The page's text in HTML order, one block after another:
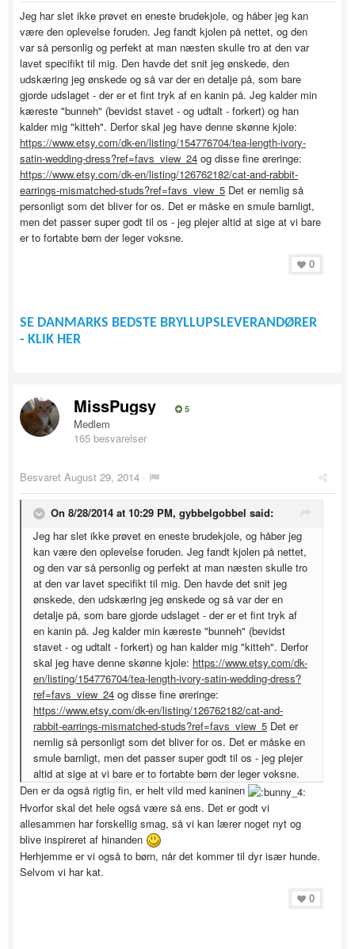
Jeg har slet ikke prøvet en eneste brudekjole, og håber jeg kan
være den oplevelse foruden. Jeg fandt kjolen på nettet, og den
var så personlig og perfekt at man næsten skulle tro at den var
lavet specifikt til mig. Den havde det snit jeg ønskede, den
udskæring jeg ønskede og så var der en detalje på, som bare
gjorde udslaget - der er et fint tryk af en kanin på. Jeg kalder min
kæreste "bunneh" (bevidst stavet - og udtalt - forkert) og han
kalder mig "kitteh". Derfor skal jeg have denne skønne kjole:
https://www.etsy.com/dk-en/listing/154776704/tea-length-ivory-
satin-wedding-dress?ref=favs_view_24 og disse fine øreringe:
https://www.etsy.com/dk-en/listing/126762182/cat-and-rabbit-
earrings-mismatched-studs?ref=favs_view_5 Det er nemlig så
personligt som det bliver for os. Det er måske en smule barnligt,
men det passer super godt til os - jeg plejer altid at sige at vi bare
er to fortabte børn der leger voksne.
0
SE DANMARKS BEDSTE BRYLLUPSLEVERANDØRER
- KLIK HER
MissPugsy 5
Medlem
165 besvarelser
Besvaret August 29, 2014 ·
On 8/28/2014 at 10:29 PM, gybbelgobbel said:
Jeg har slet ikke prøvet en eneste brudekjole, og håber jeg
kan være den oplevelse foruden. Jeg fandt kjolen på nettet,
og den var så personlig og perfekt at man næsten skulle tro
at den var lavet specifikt til mig. Den havde det snit jeg
ønskede, den udskæring jeg ønskede og så var der en
detalje på, som bare gjorde udslaget - der er et fint tryk af
en kanin på. Jeg kalder min kæreste "bunneh" (bevidst
stavet - og udtalt - forkert) og han kalder mig "kitteh". Derfor
skal jeg have denne skønne kjole: https://www.etsy.com/dk-
en/listing/154776704/tea-length-ivory-satin-wedding-dress?
ref=favs_view_24 og disse fine øreringe:
https://www.etsy.com/dk-en/listing/126762182/cat-and-
rabbit-earrings-mismatched-studs?ref=favs_view_5 Det er
nemlig så personligt som det bliver for os. Det er måske en
smule barnligt, men det passer super godt til os - jeg plejer
altid at sige at vi bare er to fortabte børn der leger voksne.
Den er da også rigtig fin, er helt vild med kaninen
Hvorfor skal det hele også være så ens. Det er godt vi
allesammen har forskellig smag, så vi kan lærer noget nyt og
blive inspireret af hinanden
Herhjemme er vi også to børn, når det kommer til dyr især hunde.
Selvom vi har kat.
0